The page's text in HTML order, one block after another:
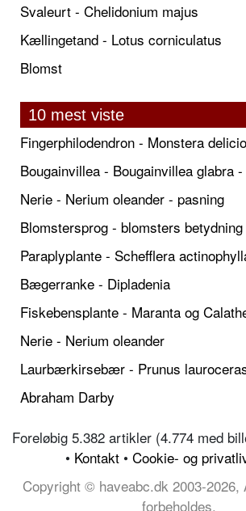
Svaleurt - Chelidonium majus
Kællingetand - Lotus corniculatus
Blomst
10 mest viste
Fingerphilodendron - Monstera
Bougainvillea - Bougainvillea glabra
Nerie - Nerium oleander - pasning
Blomstersprog - blomsters betydning
Paraplyplante - Schefflera
Bægerranke - Dipladenia
Fiskebensplante - Maranta og
Nerie - Nerium oleander
Laurbærkirsebær - Prunus
Abraham Darby
Foreløbig 5.382 artikler (4.774 med
• Kontakt • Cookie- og
Copyright © haveabc.dk 2003-2026,
forbeholdes.